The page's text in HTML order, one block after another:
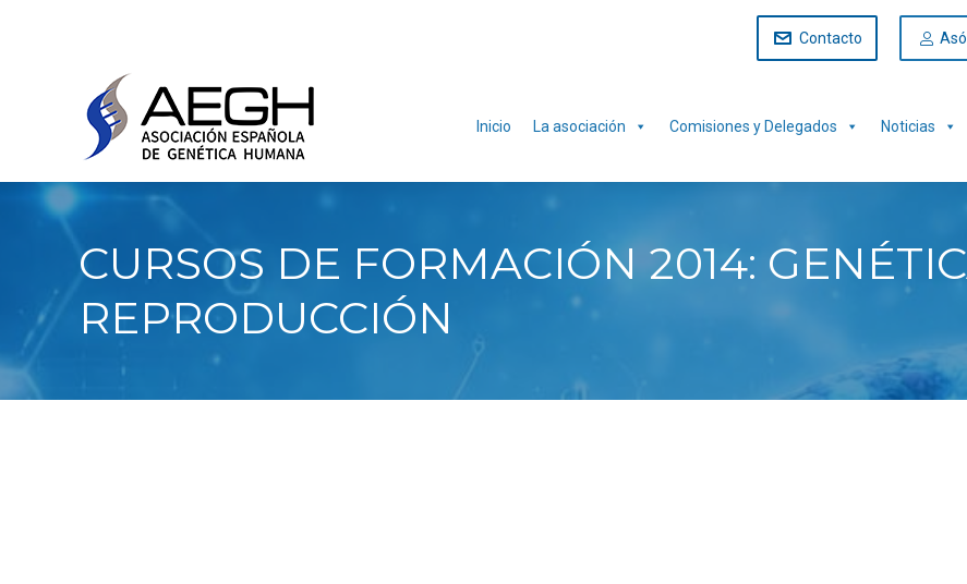
Contacto
Inicio La asociación Comisiones y Delegados Noticias
CURSOS DE FORMACIÓN 2014:
REPRODUCCIÓN